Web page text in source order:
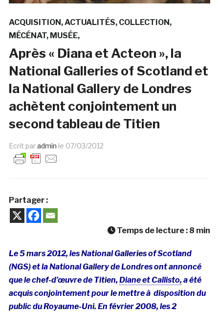
ACQUISITION ACTUALITÉS COLLECTION
MÉCÉNAT MUSÉE
Après « Diana et Acteon », la
National Galleries of Scotland et
la National Gallery de Londres
achètent conjointement un
second tableau de Titien
Ecrit paradmin le 07/03/2012
Partager :
Temps de lecture : 8 min
Le 5 mars 2012, les National Galleries of Scotland
(NGS) et la National Gallery de Londres ont annoncé
que le chef-d’œuvre de Titien, Diane et Callisto, a été
acquis conjointement pour le mettre à disposition du
public du Royaume-Uni. En février 2008, les 2